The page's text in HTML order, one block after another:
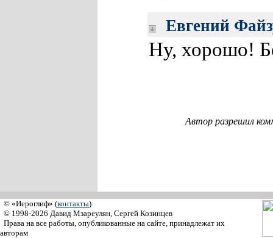
Евгений
Ну, хорошо!
Автор разрешил
© «Иероглиф» (контакты)
© 1998-2026 Давид Мзареулян, Сергей Козинцев
Права на все работы, опубликованные на сайте, принадлежат их
авторам